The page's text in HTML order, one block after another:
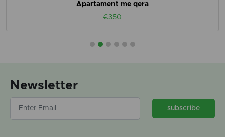
Apartament me qera
€350
Newsletter
subscribe